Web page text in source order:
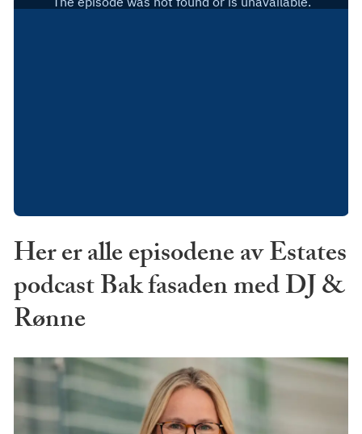
Her er alle episodene av Estates
podcast Bak fasaden med DJ &
Rønne